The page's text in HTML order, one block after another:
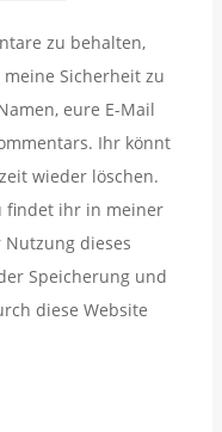
zu behalten,
Sicherheit zu
eure E-Mail
Ihr könnt
wieder löschen.
findet ihr in meiner
dieses
Speicherung und
diese Website